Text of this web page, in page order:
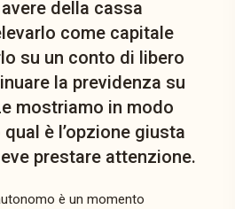
della cassa
come capitale
su un conto di libero
la previdenza su
mostriamo in modo
è l’opzione giusta
prestare attenzione.
è un momento